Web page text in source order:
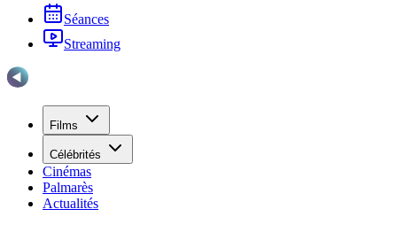
Séances
Streaming
Films
Célébrités
Cinémas
Palmarès
Actualités